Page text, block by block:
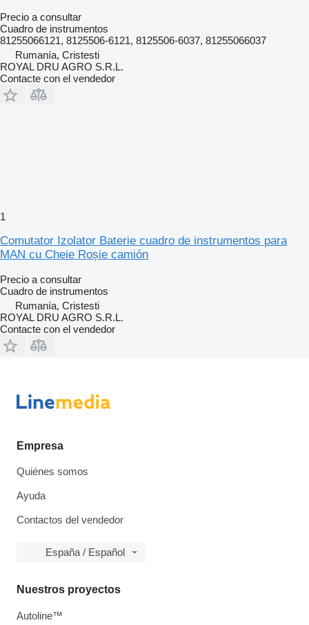
Precio a consultar
Cuadro de instrumentos
81255066121, 8125506-6121, 8125506-6037, 81255066037
Rumanía, Cristesti
ROYAL DRU AGRO S.R.L.
Contacte con el vendedor
1
Comutator Izolator Baterie cuadro de instrumentos para
MAN cu Cheie Roșie camión
Precio a consultar
Cuadro de instrumentos
Rumanía, Cristesti
ROYAL DRU AGRO S.R.L.
Contacte con el vendedor
Empresa
Quiénes somos
Ayuda
Contactos del vendedor
España / Español
Nuestros proyectos
Autoline™